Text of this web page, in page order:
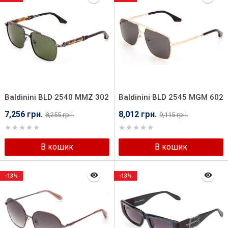
Baldinini BLD 2540 MMZ 302
7,256 грн. 8,255 грн.
В кошик
Baldinini BLD 2545 MGM 602
8,012 грн. 9,115 грн.
В кошик
-13% -13%